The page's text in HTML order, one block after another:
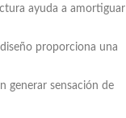
ayuda a amortiguar
proporciona una
generar sensación de